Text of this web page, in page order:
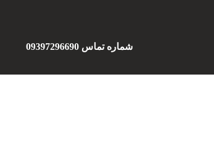
شماره تماس 09397296690